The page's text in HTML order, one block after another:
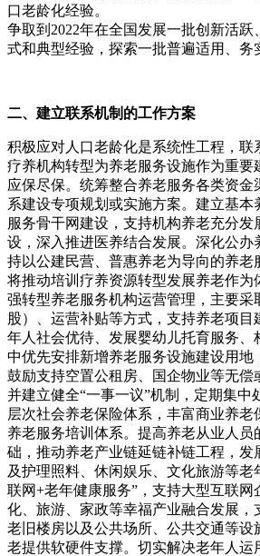
口老龄化经验。
争取到2022年在全国发展一批创新活
式和典型经验，探索一批普遍适用、务
二、 建立联系机制的工作方案
积极应对人口老龄化是系统性工程，
疗养机构转型为养老服务设施作为重
应保尽保。统筹整合养老服务各类资
系建设专项规划或实施方案。建立基
服务骨干网建设，支持机构养老充分
设，深入推进医养结合发展。深化公
持以公建民营、普惠养老为导向的养
将推动培训疗养资源转型发展养老作
强转型养老服务机构运营管理，主要
股）、运营补贴等方式，支持养老项
年人社会优待、发展婴幼儿托育服务
中优先安排新增养老服务设施建设用
鼓励支持空置公租房、国企物业等无
并建立健全“一事一议”机制，定期集
层次社会养老保险体系，丰富商业养
养老服务培训体系。提高养老从业人
础，推动养老产业链延链补链工程，
及护理照料、休闲娱乐、文化旅游等
联网+老年健康服务”，支持大型互联
化、旅游、家政等幸福产业融合发展
老旧楼房以及公共场所、公共交通等
老提供软硬件支撑。切实解决老年人